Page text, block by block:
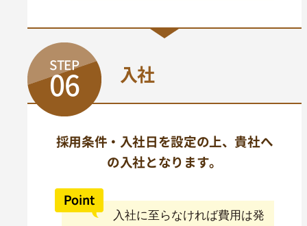
STEP
06 入社
採用条件・入社日を設定の上、貴社へ
の入社となります。
入社に至らなければ費用は発